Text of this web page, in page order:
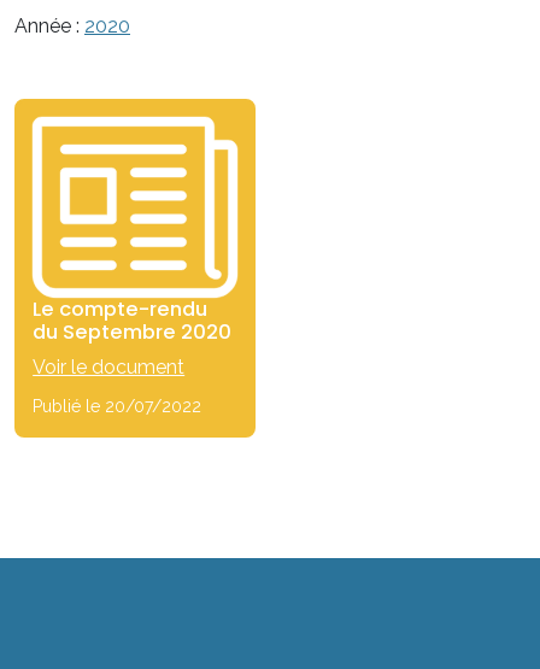
Année : 2020
Le compte-rendu
du Septembre 2020
Voir le document
Publié le 20/07/2022